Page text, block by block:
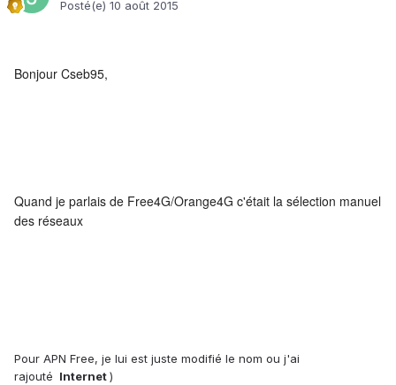
Posté(e) 10 août 2015
Bonjour Cseb95,
Quand je parlais de Free4G/Orange4G c'était la sélection manuel
des réseaux
Pour APN Free, je lui est juste modifié le nom ou j'ai
rajouté Internet)